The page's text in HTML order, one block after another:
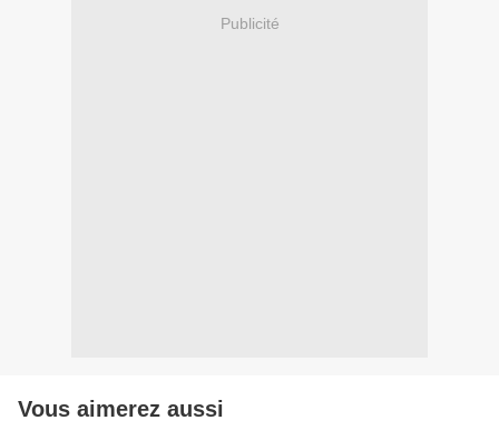
Publicité
Vous aimerez aussi